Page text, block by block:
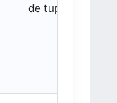
de tuples